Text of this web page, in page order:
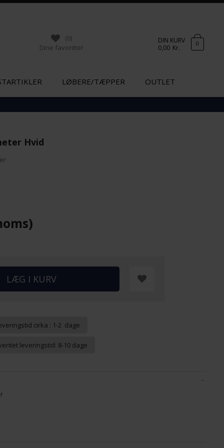
(0)
Dine favoritter
DIN KURV
0,00 Kr. 0
LØBERE/TÆPPER OUTLET
Hvid
cirka : 1-2 dage
leveringstid: 8-10 dage